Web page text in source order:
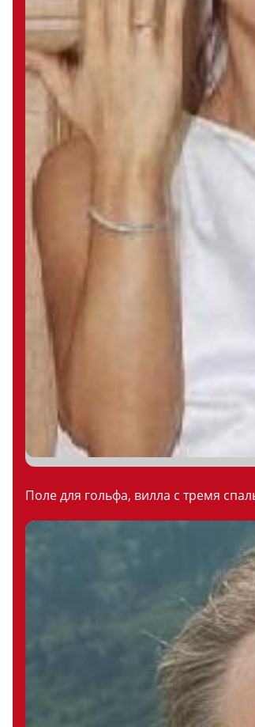
Поле для гольфа, вилла с тремя